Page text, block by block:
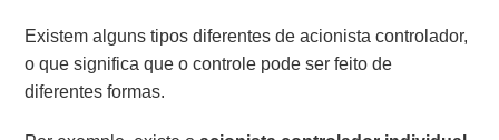
Existem alguns tipos diferentes de acionista controlador,
o que significa que o controle pode ser feito de
diferentes formas.